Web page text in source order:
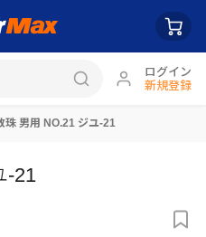
ログイン
新規登録
珠 男用 NO.21 ジユ-21
-21